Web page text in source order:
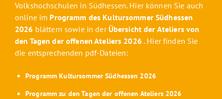
Volkshochschulen in Südhessen. Hier können Sie auch
online im Programm des Kultursommer Südhessen
2026 blättern sowie in derÜbersicht der Ateliers von
den Tagen der offenen Ateliers 2026. Hier finden Sie
die entsprechenden pdf-Dateien:
Programm Kultursommer Südhessen 2026
Programm zu den Tagen der offenen Ateliers 2026